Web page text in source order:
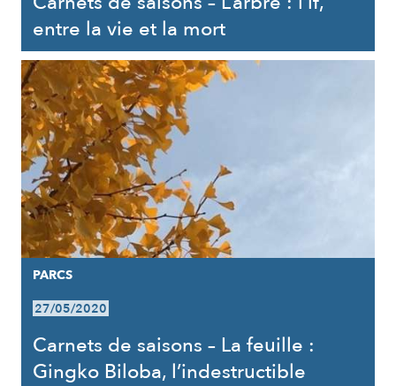
entre la vie et la mort
PARCS
27/05/2020
Carnets de saisons – La feuille :
Gingko Biloba, l’indestructible